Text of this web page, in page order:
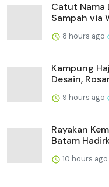
Catut Nama
Sampah via
8 hours ago
Kampung
Desain,
9 hours ago
Rayakan
Batam
10 hours ago